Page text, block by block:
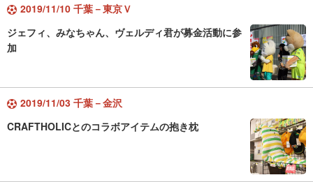
2019/11/10 千葉－東京Ｖ
ジェフィ、みなちゃん、ヴェルディ君が募金活動に参
加
2019/11/03 千葉－金沢
CRAFTHOLICとのコラボアイテムの抱き枕